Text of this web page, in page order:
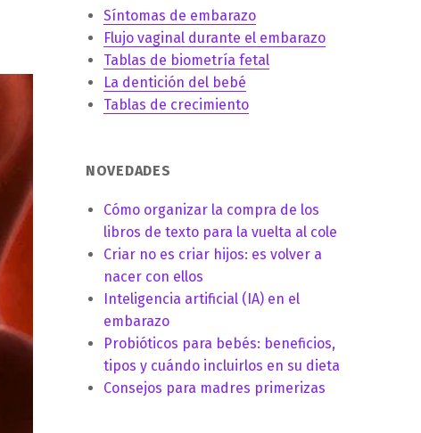
Síntomas de embarazo
Flujo vaginal durante el embarazo
Tablas de biometría fetal
La dentición del bebé
Tablas de crecimiento
NOVEDADES
Cómo organizar la compra de los
libros de texto para la vuelta al cole
Criar no es criar hijos: es volver a
nacer con ellos
Inteligencia artificial (IA) en el
embarazo
Probióticos para bebés: beneficios,
tipos y cuándo incluirlos en su dieta
Consejos para madres primerizas